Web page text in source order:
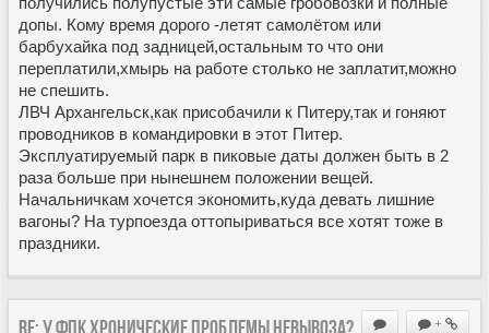
допы. Кому время дорого -летят самолётом или
барбухайка под задницей,остальным то что они
переплатили,хмырь на работе столько не заплатит,можно
не спешить.
ЛВЧ Архангельск,как присобачили к Питеру,так и гоняют
проводников в командировки в этот Питер.
Эксплуатируемый парк в пиковые даты должен быть в 2
раза больше при нынешнем положении вещей.
Начальничкам хочется экономить,куда девать лишние
вагоны? На турпоезда оттопыриваться все хотят тоже в
праздники.
+
Re: У ФПК хронические проблемы невывоза?